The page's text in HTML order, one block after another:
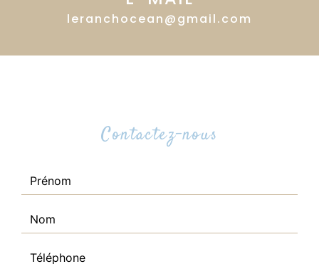
leranchocean@gmail.com
Contactez-nous